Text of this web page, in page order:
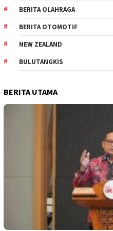
BERITA OLAHRAGA
BERITA OTOMOTIF
NEW ZEALAND
BULUTANGKIS
BERITA UTAMA